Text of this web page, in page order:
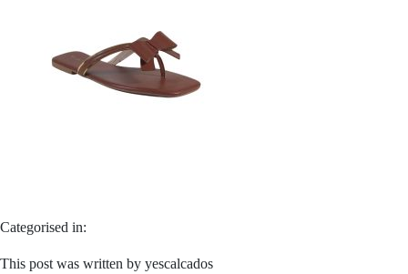
Categorised in:
This post was written by yescalcados